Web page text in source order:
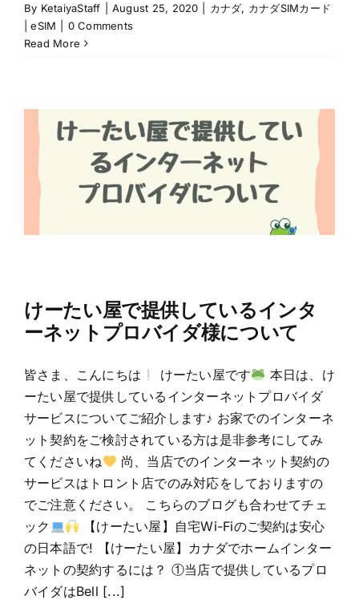
By KetaiyaStaff August 25, 2020 カナダ, カナダSIMカード
| eSIM
0 Comments
Read More
けーたい屋で提供しているインタ
ーネットプロバイダ様について
皆さま、こんにちは けーたい屋です
本日は、け
ーたい屋で提供しているインターネットプロバイダ
サービスについてご紹介します♪ お家でのインターネ
ット契約をご検討されている方は是非参考にしてみ
てくださいね
尚、当店でのインターネット契約の
サービスはトロント店でのみ対応をしておりますの
でご注意ください。 こちらのブログも合わせてチェ
ック
【けーたい屋】自宅Wi-Fiのご契約は安心
の日本語で! 【けーたい屋】カナダでホームインター
ネットの契約するには？ ①当店で提供しているプロ
バイダはBell [...]